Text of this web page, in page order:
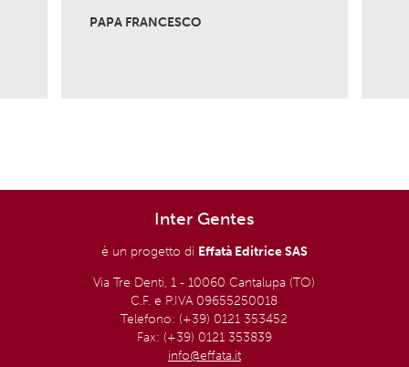
PAPA FRANCESCO
Inter Gentes
è un progetto di Effatà Editrice SAS
Via Tre Denti, 1 - 10060 Cantalupa (TO)
C.F. e P.IVA 09655250018
Telefono: (+39) 0121 353452
Fax: (+39) 0121 353839
info@effata.it